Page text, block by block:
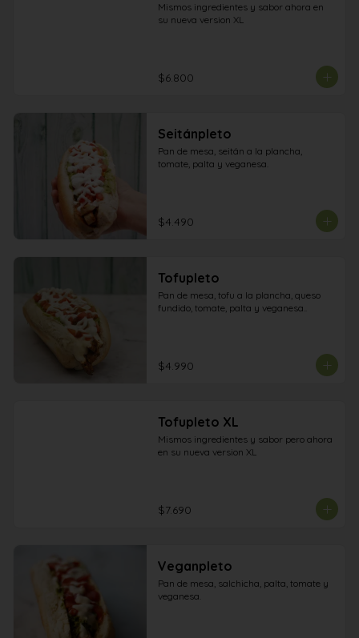
Mismos ingredientes y sabor ahora en
su nueva version XL
$6.800
Seitánpleto
Pan de mesa, seitán a la plancha,
tomate, palta y veganesa.
$4.490
Tofupleto
Pan de mesa, tofu a la plancha, queso
fundido, tomate, palta y veganesa..
$4.990
Tofupleto XL
Mismos ingredientes y sabor pero ahora
en su nueva version XL
$7.690
Veganpleto
Pan de mesa, salchicha, palta, tomate y
veganesa.